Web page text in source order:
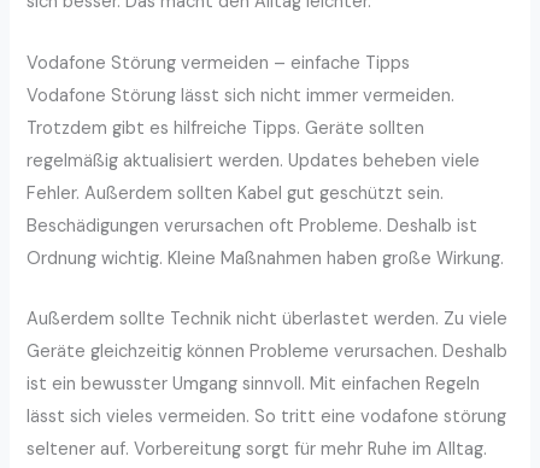
Vodafone Störung vermeiden – einfache Tipps
Vodafone Störung lässt sich nicht immer vermeiden.
Trotzdem gibt es hilfreiche Tipps. Geräte sollten
regelmäßig aktualisiert werden. Updates beheben viele
Fehler. Außerdem sollten Kabel gut geschützt sein.
Beschädigungen verursachen oft Probleme. Deshalb ist
Ordnung wichtig. Kleine Maßnahmen haben große Wirkung.
Außerdem sollte Technik nicht überlastet werden. Zu viele
Geräte gleichzeitig können Probleme verursachen. Deshalb
ist ein bewusster Umgang sinnvoll. Mit einfachen Regeln
lässt sich vieles vermeiden. So tritt eine vodafone störung
seltener auf. Vorbereitung sorgt für mehr Ruhe im Alltag.